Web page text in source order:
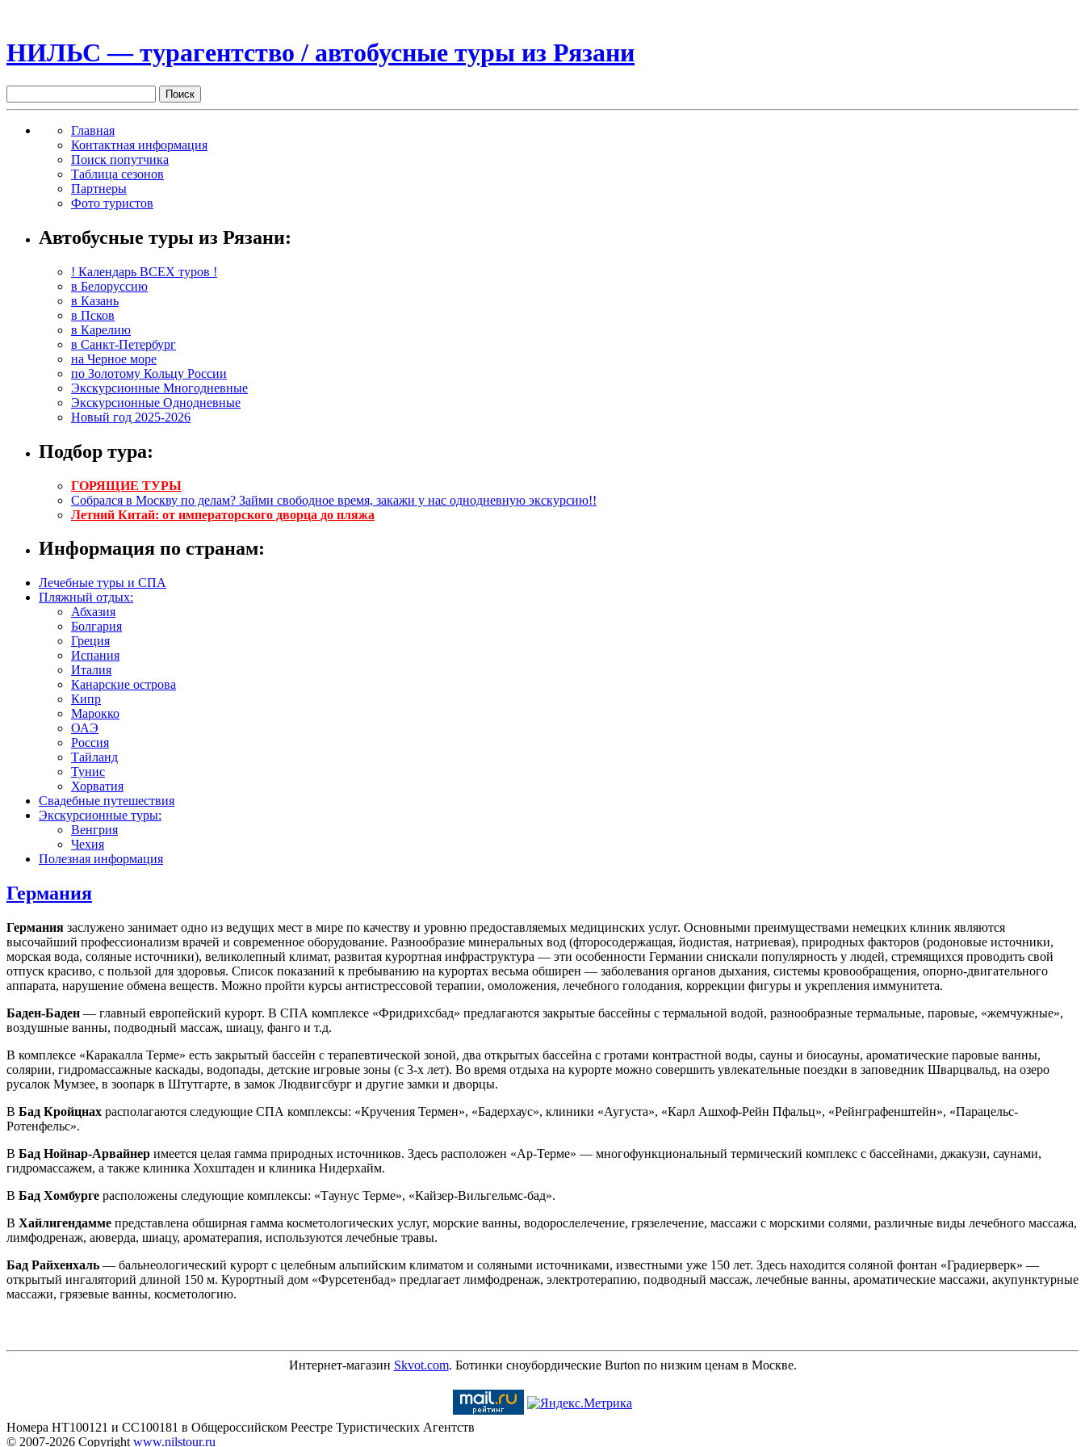
НИЛЬС — турагентство / автобусные туры из Рязани
Главная
Контактная информация
Поиск попутчика
Таблица сезонов
Партнеры
Фото туристов
Автобусные туры из Рязани:
! Календарь ВСЕХ туров !
в Белоруссию
в Казань
в Псков
в Карелию
в Санкт-Петербург
на Черное море
по Золотому Кольцу России
Экскурсионные Многодневные
Экскурсионные Однодневные
Новый год 2025-2026
Подбор тура:
ГОРЯЩИЕ ТУРЫ
Собрался в Москву по делам? Займи свободное время, закажи у нас однодневную экскурсию!!
Летний Китай: от императорского дворца до пляжа
Информация по странам:
Лечебные туры и СПА
Пляжный отдых:
Абхазия
Болгария
Греция
Испания
Италия
Канарские острова
Кипр
Марокко
ОАЭ
Россия
Тайланд
Тунис
Хорватия
Свадебные путешествия
Экскурсионные туры:
Венгрия
Чехия
Полезная информация
Германия
Германия заслужено занимает одно из ведущих мест в мире по качеству и уровню предоставляемых медицинских услуг. Основными преимуществами немецких клиник являются
высочайший профессионализм врачей и современное оборудование. Разнообразие минеральных вод (фторосодержащая, йодистая, натриевая), природных факторов (родоновые источники,
морская вода, соляные источники), великолепный климат, развитая курортная инфраструктура — эти особенности Германии снискали популярность у людей, стремящихся проводить свой
отпуск красиво, с пользой для здоровья. Список показаний к пребыванию на курортах весьма обширен — заболевания органов дыхания, системы кровообращения, опорно-двигательного
аппарата, нарушение обмена веществ. Можно пройти курсы антистрессовой терапии, омоложения, лечебного голодания, коррекции фигуры и укрепления иммунитета.
Баден-Баден — главный европейский курорт. В СПА комплексе «Фридрихсбад» предлагаются закрытые бассейны с термальной водой, разнообразные термальные, паровые, «жемчужные»,
воздушные ванны, подводный массаж, шиацу, фанго и т.д.
В комплексе «Каракалла Терме» есть закрытый бассейн с терапевтической зоной, два открытых бассейна с гротами контрастной воды, сауны и биосауны, ароматические паровые ванны,
солярии, гидромассажные каскады, водопады, детские игровые зоны (с 3-х лет). Во время отдыха на курорте можно совершить увлекательные поездки в заповедник Шварцвальд, на озеро
русалок Мумзее, в зоопарк в Штутгарте, в замок Людвигсбург и другие замки и дворцы.
В Бад Кройцнах располагаются следующие СПА комплексы: «Кручения Термен», «Бадерхаус», клиники «Аугуста», «Карл Ашхоф-Рейн Пфальц», «Рейнграфенштейн», «Парацельс-
Ротенфельс».
В Бад Нойнар-Арвайнер имеется целая гамма природных источников. Здесь расположен «Ар-Терме» — многофункциональный термический комплекс с бассейнами, джакузи, саунами,
гидромассажем, а также клиника Хохштаден и клиника Нидерхайм.
В Бад Хомбурге расположены следующие комплексы: «Таунус Терме», «Кайзер-Вильгельмс-бад».
В Хайлигендамме представлена обширная гамма косметологических услуг, морские ванны, водорослелечение, грязелечение, массажи с морскими солями, различные виды лечебного массажа,
лимфодренаж, аюверда, шиацу, ароматерапия, используются лечебные травы.
Бад Райхенхаль — бальнеологический курорт с целебным альпийским климатом и соляными источниками, известными уже 150 лет. Здесь находится соляной фонтан «Градиерверк» —
открытый ингаляторий длиной 150 м. Курортный дом «Фурсетенбад» предлагает лимфодренаж, электротерапию, подводный массаж, лечебные ванны, ароматические массажи, акупунктурные
массажи, грязевые ванны, косметологию.
Интернет-магазин Skvot.com. Ботинки сноубордические Burton по низким ценам в Москве.
Номера HT100121 и CC100181 в Общероссийском Реестре Туристических Агентств
© 2007-2026 Copyright www.nilstour.ru